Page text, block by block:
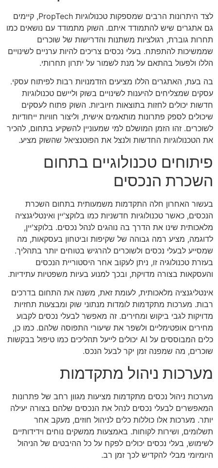
לצד היתרונות הרבים שמספקות טכנולוגיות PropTech, קיימים
גם אתגרים שיש להתמודד איתם. השוק מתמודד עם נושאים כמו
תחרות גוברת, רגולציות משתנות והדרישות של שוכרים
שממשיכות להתפתח. בעלי נכסים צריכים להיות ערניים לשינויים
הללו ולפעול בהתאם על מנת לשמור על יתרון תחרותי.
בה בעת, האתגרים הללו מציעים הזדמנויות רבות לפיתוח עסקי.
עסקים שמצליחים להיענות לשינויים בשוק וליישם טכנולוגיות
חדשות יכולים לחזות בתוצאות חיוביות. השוק פתוח לעסקים
שיכולים לספק פתרונות מותאמים אישית, וליצור חוויות ייחודיות
לשוכרים. זהו הזמן המושלם למי שמעוניין להשקיע בתחום, להכיר
את הטכנולוגיות החדשות ולנצל את הפוטנציאל שהשוק מציע.
פיתוחים טכנולוגיים בתחום
השכרת הנכסים
בעשור האחרון חלה התקדמות משמעותית בתחום השכרת
הנכסים, כאשר טכנולוגיות חדשניות כמו בלוקצ'יין ואינטליגנציה
מלאכותית שינו את הדרך בה נוהגים לנהל נכסים. בלוקצ'יין,
לדוגמה, מציע רמה גבוהה של שקיפות וביטחון בעסקאות, מה
שמסייע לבעלי נכסים ולשוכרים להרגיש בטוחים יותר בתהליך.
בעזרת טכנולוגיה זו, ניתן לעקוב אחר היסטוריית הנכסים
והעסקאות בצורה מדויקת, ובכך למנוע בעיות משפטיות עתידיות.
אינטליגנציה מלאכותית, לעומת זאת, משנה את התחום בדרכים
רבות. מערכות מתקדמות לומדות מנתוני שוק ומבצעות תחזיות
מדויקות לגבי ביקוש ומחירים. זה מאפשר לבעלי נכסים לקבוע
מחירים אופטימליים ולשפר את שיעורי התפוסה שלהם. כמו כן,
כלים המבוססים על AI יכולים לייעל תהליכים כמו טיפול בבקשות
שוכרים, מה שמפנה זמן יקר לבעל הנכס.
מערכות ניהול מתקדמות
מערכות ניהול נכסים מתקדמות מציעות מגוון רחב של פתרונות
המאפשרים לבעלי נכסים לנהל את הנכסים שלהם בצורה יעילה
יותר. מערכות אלו כוללות כלים לניהול חוזים, מעקב אחר
תשלומים, ושירות לקוחות. באמצעות ממשקים נוחים וידידותיים
לשימוש, בעלי נכסים יכולים לפקח על כל ההיבטים של הניהול
היומיומי מבלי להקדיש לכך זמן רב.